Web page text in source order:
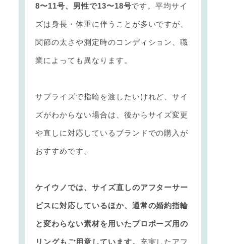
8〜11号、男性で13〜18号です。平均サイ
ズは身長・体重に伴うことが多いですが、
関節の太さや測定時のコンディション、職
業によっても異なります。
サプライズで指輪を渡したいけれど、サイ
ズがわからない場合は、後からサイズ変更
や直しに対応しているブランドでの購入が
おすすめです。
ケイウノでは、サイズ直しのアフターサー
ビスに対応しているほか、通常の婚約指輪
と変わらない素材を用いたプロポーズ用の
リングもご用意しています。 充実したアフ